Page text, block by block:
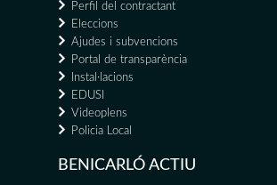
Perfil del contractant
Eleccions
Ajudes i subvencions
Portal de transparència
Instal·lacions
EDUSI
Videoplens
Policia Local
BENICARLÓ ACTIU